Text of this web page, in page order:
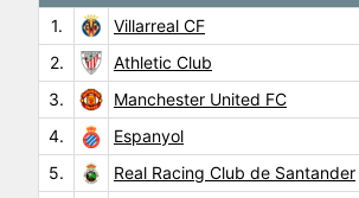
1.
Villarreal CF
2.
Athletic Club
3.
Manchester United FC
4.
Espanyol
5.
Real Racing Club de Santander